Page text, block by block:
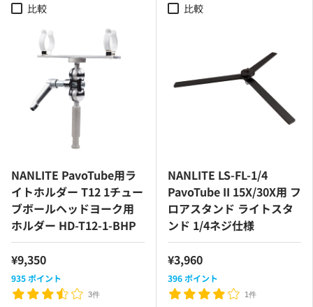
比較
NANLITE PavoTube用ラ
イトホルダー T12 1チュー
ブボールヘッドヨーク用
ホルダー HD-T12-1-BHP
¥9,350
935ポイント
3件
比較
NANLITE LS-FL-1/4
PavoTube II 15X/30X用 フ
ロアスタンド ライトスタ
ンド 1/4ネジ仕様
¥3,960
396ポイント
1件